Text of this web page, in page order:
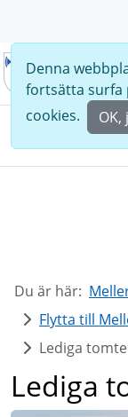
Denna
fortsätta surfa
cookies.
Du är här:
Flytta till
Lediga
Lediga